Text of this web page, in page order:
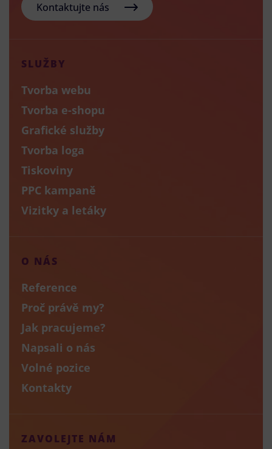
Kontaktujte nás
SLUŽBY
Tvorba webu
Tvorba e-shopu
Grafické služby
Tvorba loga
Tiskoviny
PPC kampaně
Vizitky a letáky
O NÁS
Reference
Proč právě my?
Jak pracujeme?
Napsali o nás
Volné pozice
Kontakty
ZAVOLEJTE NÁM